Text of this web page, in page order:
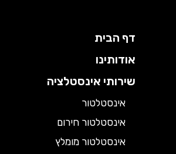
דף הבית
אודותינו
שירותי אינסטלציה
אינסטלטור
אינסטלטור חירום
אינסטלטור מומלץ